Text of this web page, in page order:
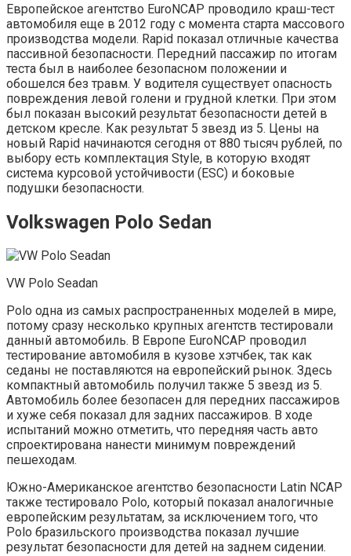
Европейское агентство EuroNСAP проводило краш-тест
автомобиля еще в 2012 году с момента старта массового
производства модели. Rapid показал отличные качества
пассивной безопасности. Передний пассажир по итогам
теста был в наиболее безопасном положении и
обошелся без травм. У водителя существует опасность
повреждения левой голени и грудной клетки. При этом
был показан высокий результат безопасности детей в
детском кресле. Как результат 5 звезд из 5. Цены на
новый Rapid начинаются сегодня от 880 тысяч рублей, по
выбору есть комплектация Style, в которую входят
система курсовой устойчивости (ESC) и боковые
подушки безопасности.
Volkswagen Polo Sedan
VW Polo Seadan
Polo одна из самых распространенных моделей в мире,
потому сразу несколько крупных агентств тестировали
данный автомобиль. В Европе EuroNСAP проводил
тестирование автомобиля в кузове хэтчбек, так как
седаны не поставляются на европейский рынок. Здесь
компактный автомобиль получил также 5 звезд из 5.
Автомобиль более безопасен для передних пассажиров
и хуже себя показал для задних пассажиров. В ходе
испытаний можно отметить, что передняя часть авто
спроектирована нанести минимум повреждений
пешеходам.
Южно-Американское агентство безопасности Latin NСAP
также тестировало Polo, который показал аналогичные
европейским результатам, за исключением того, что
Polo бразильского производства показал лучшие
результат безопасности для детей на заднем сидении.